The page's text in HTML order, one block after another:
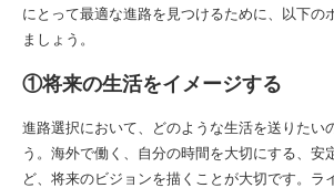
にとって最適な進路を見つけるために、以下の
ましょう。
①将来の生活をイメージする
進路選択において、どのような生活を送りたい
う。海外で働く、自分の時間を大切にする、安
ど、将来のビジョンを描くことが大切です。ラ